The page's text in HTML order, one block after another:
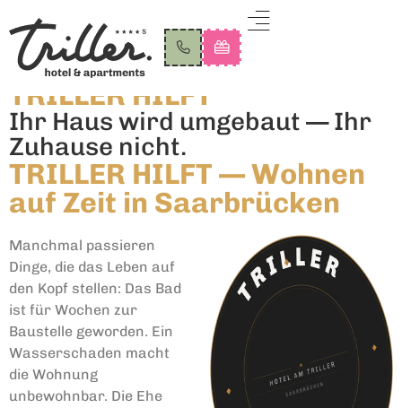
TRILLER HILFT
Ihr Haus wird umgebaut — Ihr
Zuhause nicht.
TRILLER HILFT — Wohnen
auf Zeit in Saarbrücken
Manchmal passieren
Dinge, die das Leben auf
den Kopf stellen: Das Bad
ist für Wochen zur
Baustelle geworden. Ein
Wasserschaden macht
die Wohnung
unbewohnbar. Die Ehe